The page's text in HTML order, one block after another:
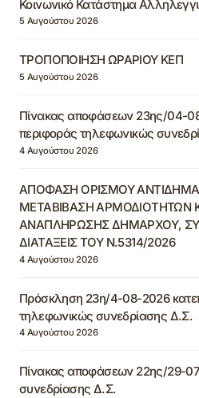
Κοινωνικό Κατάστημα
5 Αυγούστου 2026
ΤΡΟΠΟΠΟΙΗΣΗ ΩΡΑΡΙΟΥ ΚΕΠ
5 Αυγούστου 2026
Πίνακας αποφάσεων 23ης/04-
περιφοράς τηλεφωνικώς
4 Αυγούστου 2026
ΑΠΟΦΑΣΗ ΟΡΙΣΜΟΥ
ΜΕΤΑΒΙΒΑΣΗ ΑΡΜΟΔΙΟΤΗΤΩΝ
ΑΝΑΠΛΗΡΩΣΗΣ ΔΗΜΑΡΧΟΥ,
ΔΙΑΤΑΞΕΙΣ ΤΟΥ Ν.5314/2026
4 Αυγούστου 2026
Πρόσκληση 23η/4-08-2026
τηλεφωνικώς συνεδρίασης Δ.Σ.
4 Αυγούστου 2026
Πίνακας αποφάσεων 22ης/29-
συνεδρίασης Δ.Σ.